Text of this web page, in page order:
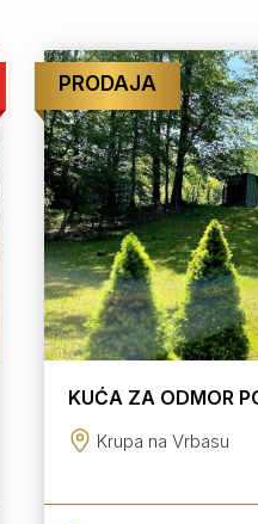
PRODAJA
KUĆA ZA ODMOR
Krupa na Vrbasu